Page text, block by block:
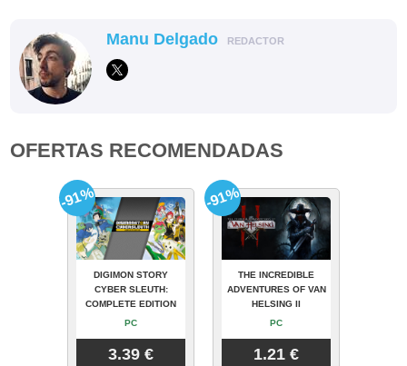
Manu Delgado REDACTOR
OFERTAS RECOMENDADAS
DIGIMON STORY
CYBER SLEUTH:
COMPLETE EDITION
PC
3.39 €
-91%
THE INCREDIBLE
ADVENTURES OF VAN
HELSING II
PC
1.21 €
-91%